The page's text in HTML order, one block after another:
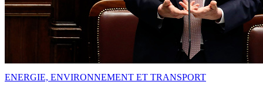
ENERGIE, ENVIRONNEMENT ET TRANSPORT